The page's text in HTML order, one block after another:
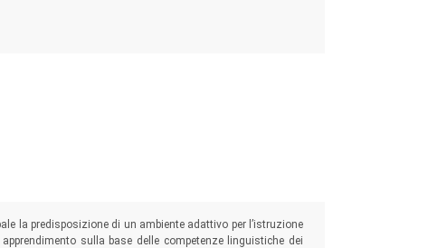
la predisposizione di un ambiente adattivo per l’istruzione
sulla base delle competenze linguistiche dei